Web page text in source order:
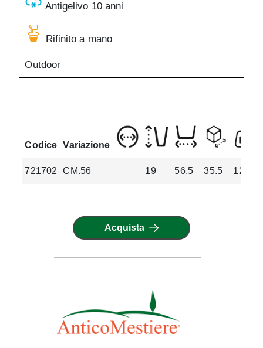
Antigelivo 10 anni
Rifinito a mano
Outdoor
Codice Variazione
721702 CM.56 19 56.5 35.5 12.2
Acquista